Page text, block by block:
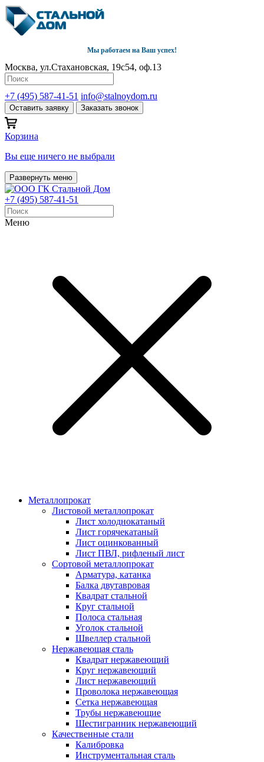
Мы работаем на Ваш успех!
Москва, ул.Стахановская, 19с54, оф.13
+7 (495) 587-41-51 info@stalnoydom.ru
Оставить заявку Заказать звонок
Корзина
Вы еще ничего не выбрали
Развернуть меню
+7 (495) 587-41-51
Меню
Металлопрокат
Листовой металлопрокат
Лист холоднокатаный
Лист горячекатаный
Лист оцинкованный
Лист ПВЛ, рифленый лист
Сортовой металлопрокат
Арматура, катанка
Балка двутавровая
Квадрат стальной
Круг стальной
Полоса стальная
Уголок стальной
Швеллер стальной
Нержавеющая сталь
Квадрат нержавеющий
Круг нержавеющий
Лист нержавеющий
Проволока нержавеющая
Сетка нержавеющая
Трубы нержавеющие
Шестигранник нержавеющий
Качественные стали
Калибровка
Инструментальная сталь